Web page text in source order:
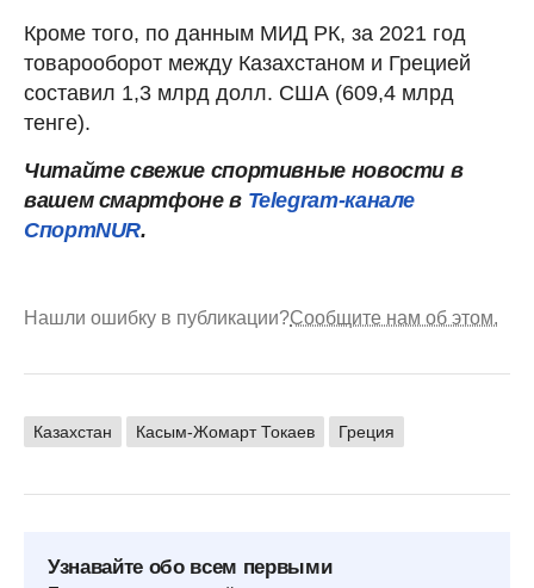
Кроме того, по данным МИД РК, за 2021 год
товарооборот между Казахстаном и Грецией
составил 1,3 млрд долл. США (609,4 млрд
тенге).
Читайте свежие спортивные новости в
вашем смартфоне в Telegram-канале
СпортNUR.
Нашли ошибку в публикации?Сообщите нам об этом.
Казахстан Касым-Жомарт Токаев Греция
Узнавайте обо всем первыми